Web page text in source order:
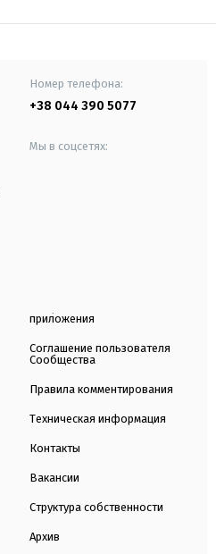
Номер телефона:
+38 044 390 5077
Мы в соцсетях:
приложения
Соглашение пользователя
Сообщества
Правила комментирования
Техническая информация
Контакты
Вакансии
Структура собственности
Архив